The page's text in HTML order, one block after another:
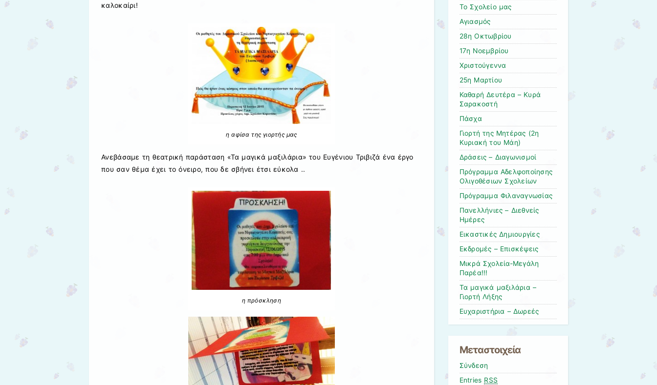
καλοκαίρι!
η αφίσα της γιορτής μας
Ανεβάσαμε τη θεατρική παράσταση «Τα μαγικά μαξιλάρια» του Ευγένιου Τριβιζά ένα έργο
που σαν θέμα έχει το όνειρο, που δε σβήνει έτσι εύκολα ..
η πρόσκληση
Το Σχολείο μας
Αγιασμός
28η Οκτωβρίου
17η Νοεμβρίου
Χριστούγεννα
25η Μαρτίου
Καθαρή Δευτέρα – Κυρά
Σαρακοστή
Πάσχα
Γιορτή της Μητέρας (2η
Κυριακή του Μάη)
Δράσεις – Διαγωνισμοί
Πρόγραμμα Αδελφοποίησης
Ολιγοθέσιων Σχολείων
Πρόγραμμα Φιλαναγνωσίας
Πανελλήνιες – Διεθνείς
Ημέρες
Εικαστικές Δημιουργίες
Εκδρομές – Επισκέψεις
Μικρά Σχολεία-Μεγάλη
Παρέα!!!
Τα μαγικά μαξιλάρια –
Γιορτή Λήξης
Ευχαριστήρια – Δωρεές
Μεταστοιχεία
Σύνδεση
Entries RSS